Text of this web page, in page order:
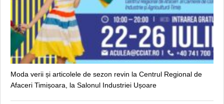
Moda verii și articolele de sezon revin la Centrul Regional de
Afaceri Timișoara, la Salonul Industriei Ușoare